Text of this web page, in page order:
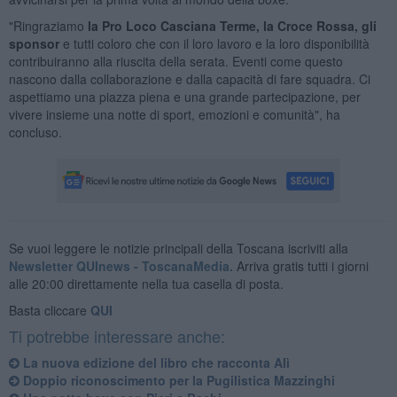
"Ringraziamo la Pro Loco Casciana Terme, la Croce Rossa, gli
sponsore tutti coloro che con il loro lavoro e la loro disponibilità
contribuiranno alla riuscita della serata. Eventi come questo
nascono dalla collaborazione e dalla capacità di fare squadra. Ci
aspettiamo una piazza piena e una grande partecipazione, per
vivere insieme una notte di sport, emozioni e comunità", ha
concluso.
Se vuoi leggere le notizie principali della Toscana iscriviti alla
Newsletter QUInews - ToscanaMedia. Arriva gratis tutti i giorni
alle 20:00 direttamente nella tua casella di posta.
Basta cliccare QUI
Ti potrebbe interessare anche:
La nuova edizione del libro che racconta Alì
Doppio riconoscimento per la Pugilistica Mazzinghi